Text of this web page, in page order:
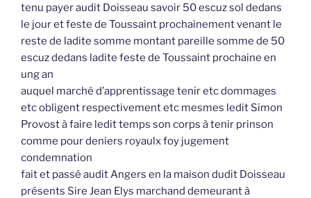
tenu payer audit Doisseau savoir 50 escuz sol dedans
le jour et feste de Toussaint prochainement venant le
reste de ladite somme montant pareille somme de 50
escuz dedans ladite feste de Toussaint prochaine en
ung an
auquel marché d’apprentissage tenir etc dommages
etc obligent respectivement etc mesmes ledit Simon
Provost à faire ledit temps son corps à tenir prinson
comme pour deniers royaulx foy jugement
condemnation
fait et passé audit Angers en la maison dudit Doisseau
présents Sire Jean Elys marchand demeurant à